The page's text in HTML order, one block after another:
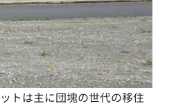
トは主に団塊の世代の移住